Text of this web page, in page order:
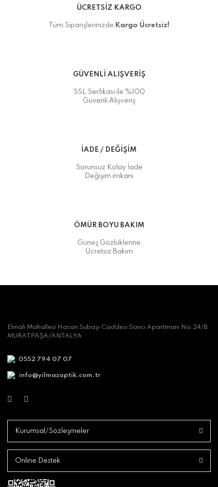
ÜCRETSİZ KARGO
Tüm Siparişlerinizde Kargo Ücretsiz!
GÜVENLİ ALIŞVERİŞ
SSL Serfikası ile %100
Güvenli Alışveriş
İADE / DEĞİŞİM
Sorunsuz Kolay İade
Değişim imkanı
ÖMÜR BOYU BAKIM
Güneş Gözlüklerine
Ücretsiz Bakım
Elmalı Mahallesi Hasan Subaşı Caddesi Savcı Apartmanı No:24/B
MURATPAŞA/ANTALYA
0552 794 07 07
info@yilmazoptik.com.tr
Kurumsal/Sözleşmeler
Online Destek